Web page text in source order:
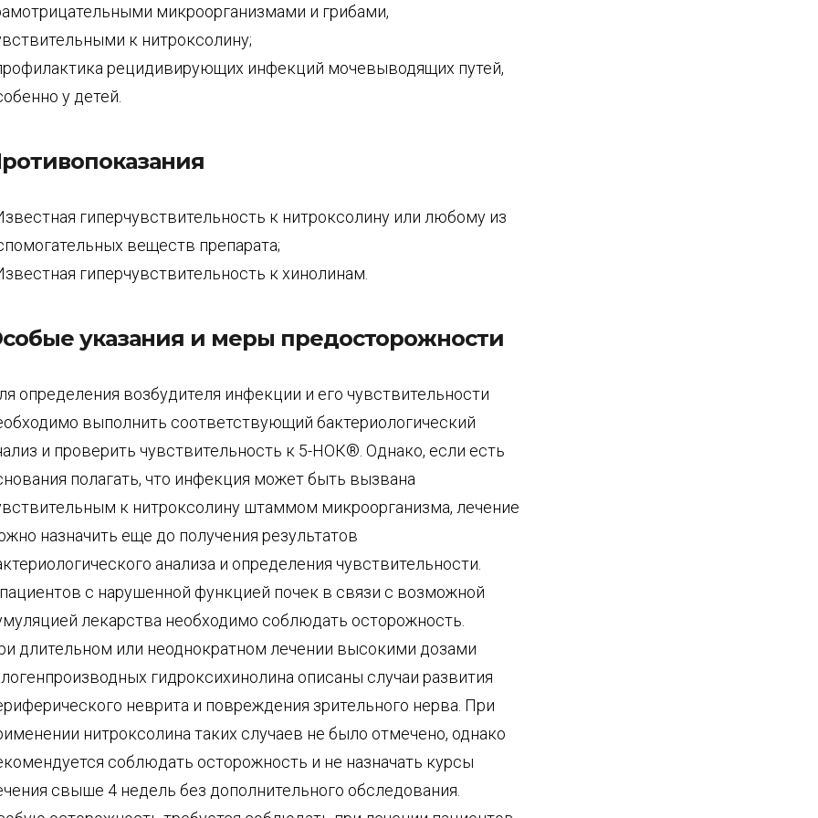
микроорганизмами и грибами,
к нитроксолину;
рецидивирующих инфекций мочевыводящих путей,
у детей.
гиперчувствительность к нитроксолину или любому из
веществ препарата;
гиперчувствительность к хинолинам.
указания и меры предосторожности
определения возбудителя инфекции и его чувствительности
выполнить соответствующий бактериологический
и проверить чувствительность к 5-НОК®. Однако, если есть
полагать, что инфекция может быть вызвана
к нитроксолину штаммом микроорганизма, лечение
назначить еще до получения результатов
анализа и определения чувствительности.
с нарушенной функцией почек в связи с возможной
лекарства необходимо соблюдать осторожность.
длительном или неоднократном лечении высокими дозами
гидроксихинолина описаны случаи развития
неврита и повреждения зрительного нерва. При
нитроксолина таких случаев не было отмечено, однако
соблюдать осторожность и не назначать курсы
свыше 4 недель без дополнительного обследования.